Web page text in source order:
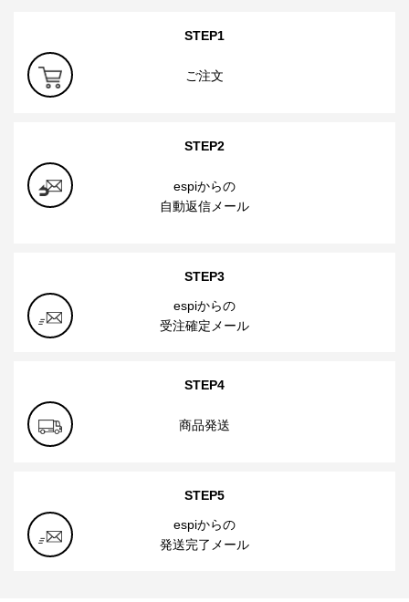
STEP1
ご注文
STEP2
espiからの
自動返信メール
STEP3
espiからの
受注確定メール
STEP4
商品発送
STEP5
espiからの
発送完了メール